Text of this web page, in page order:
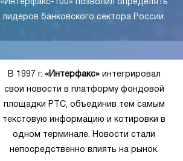
«Интерфакс-100» позволил определять
лидеров банковского сектора России.
В 1997 г. «Интерфакс»интегрировал
свои новости в платформу фондовой
площадки РТС, объединив тем самым
текстовую информацию и котировки в
одном терминале. Новости стали
непосредственно влиять на рынок.